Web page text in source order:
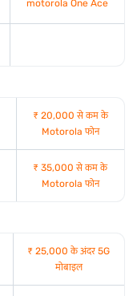
motorola One Ace
₹ 20,000 से कम के
Motorola फोन
₹ 35,000 से कम के
Motorola फोन
₹ 25,000 के अंदर 5G
मोबाइल